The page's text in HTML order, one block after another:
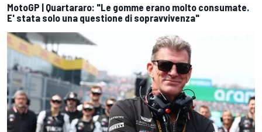
MotoGP | Quartararo: "Le gomme erano molto consumate.
E' stata solo una questione di sopravvivenza"